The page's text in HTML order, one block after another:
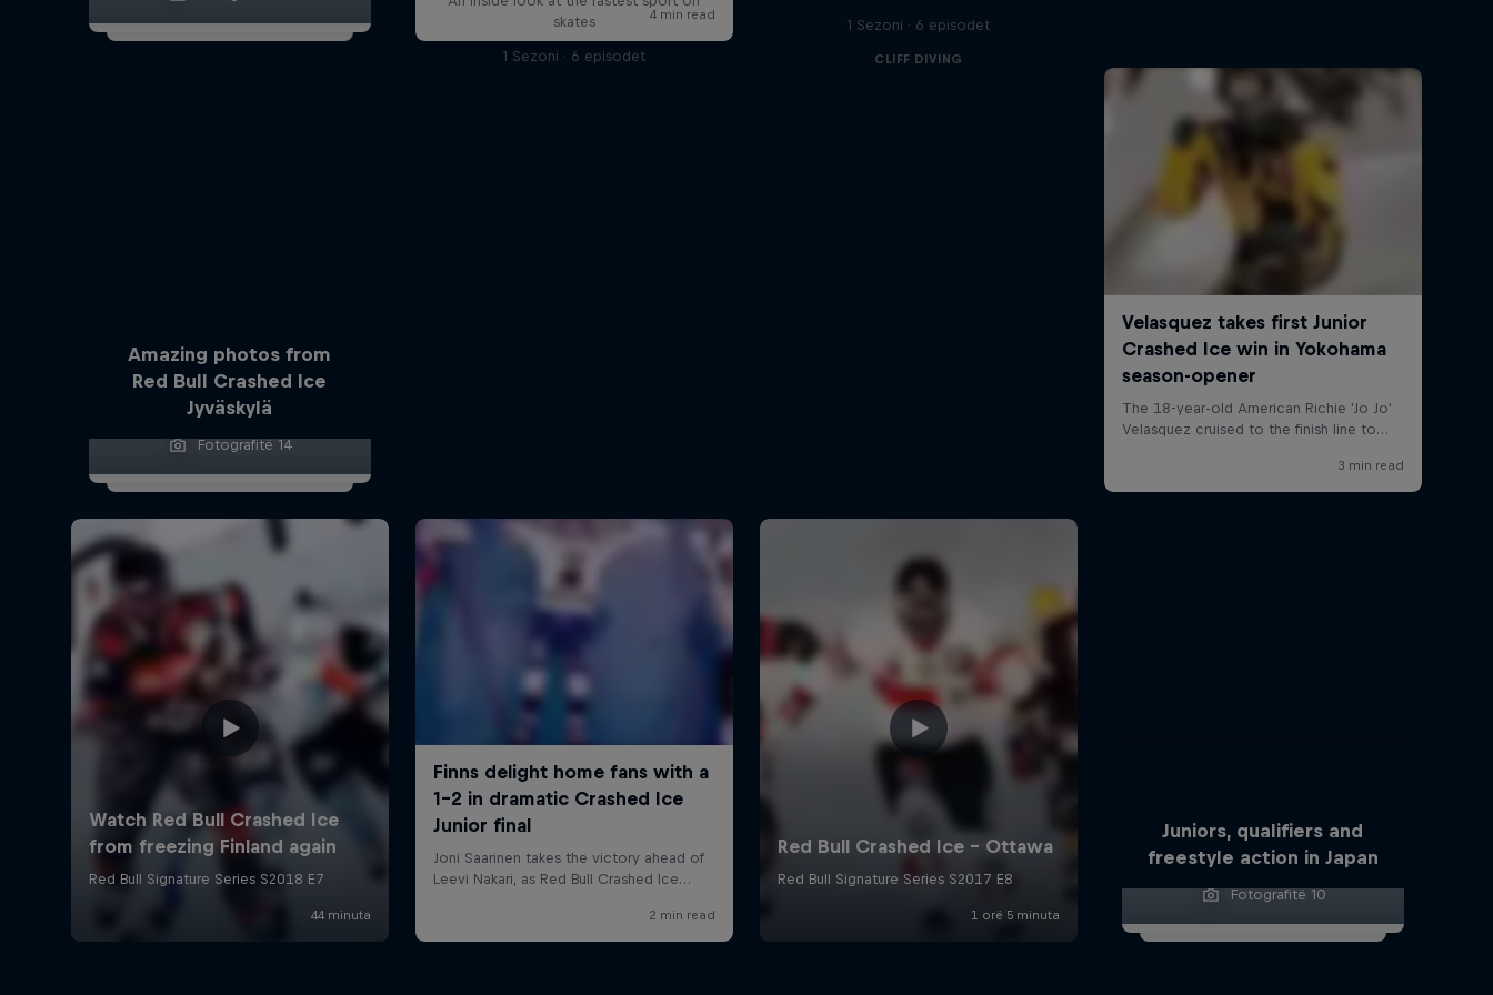
Amazing photos from
Red Bull Crashed Ice
Jyväskylä
Fotografitë 14
skates
1 Sezoni · 6 episodet
1 Sezoni · 6 episodet
CLIFF DIVING
Juniors, qualifiers and
freestyle action in Japan
Fotografitë 10